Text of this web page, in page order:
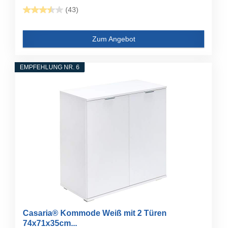
(43)
Zum Angebot
EMPFEHLUNG NR. 6
Casaria® Kommode Weiß mit 2 Türen
74x71x35cm...